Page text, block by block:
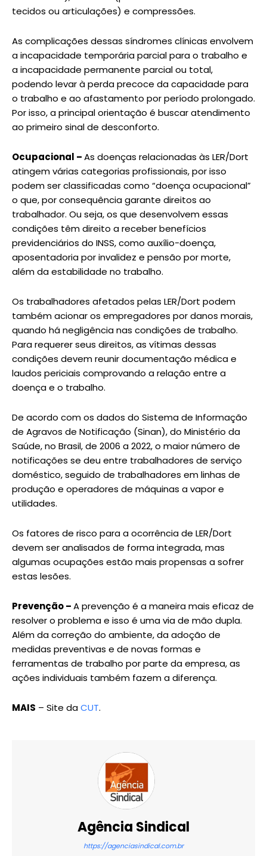
tecidos ou articulações) e compressões.
As complicações dessas síndromes clínicas envolvem
a incapacidade temporária parcial para o trabalho e
a incapacidade permanente parcial ou total,
podendo levar à perda precoce da capacidade para
o trabalho e ao afastamento por período prolongado.
Por isso, a principal orientação é buscar atendimento
ao primeiro sinal de desconforto.
Ocupacional –As doenças relacionadas às LER/Dort
atingem várias categorias profissionais, por isso
podem ser classificadas como “doença ocupacional”
o que, por consequência garante direitos ao
trabalhador. Ou seja, os que desenvolvem essas
condições têm direito a receber benefícios
previdenciários do INSS, como auxílio-doença,
aposentadoria por invalidez e pensão por morte,
além da estabilidade no trabalho.
Os trabalhadores afetados pelas LER/Dort podem
também acionar os empregadores por danos morais,
quando há negligência nas condições de trabalho.
Para requerer seus direitos, as vítimas dessas
condições devem reunir documentação médica e
laudos periciais comprovando a relação entre a
doença e o trabalho.
De acordo com os dados do Sistema de Informação
de Agravos de Notificação (Sinan), do Ministério da
Saúde, no Brasil, de 2006 a 2022, o maior número de
notificações se deu entre trabalhadores de serviço
doméstico, seguido de trabalhadores em linhas de
produção e operadores de máquinas a vapor e
utilidades.
Os fatores de risco para a ocorrência de LER/Dort
devem ser analisados de forma integrada, mas
algumas ocupações estão mais propensas a sofrer
estas lesões.
Prevenção –A prevenção é a maneira mais eficaz de
resolver o problema e isso é uma via de mão dupla.
Além da correção do ambiente, da adoção de
medidas preventivas e de novas formas e
ferramentas de trabalho por parte da empresa, as
ações individuais também fazem a diferença.
MAIS – Site daCUT.
Agência Sindical
https://agenciasindical.com.br